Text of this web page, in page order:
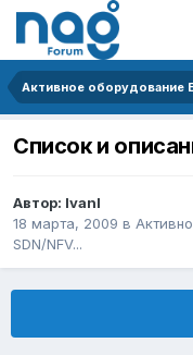
Список и
Автор: IvanI
18 марта, 2009 в
SDN/NFV...